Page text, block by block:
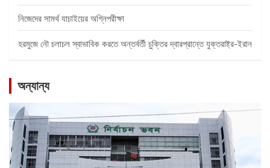
নিজেদের সামর্থ যাচাইয়ের অগ্নিপরীক্ষা
হরমুজে নৌ চলাচল স্বাভাবিক করতে অন্তর্বর্তী চুক্তির দ্বারপ্রান্তে যুক্তরাষ্ট্র-ইরান
অন্যান্য